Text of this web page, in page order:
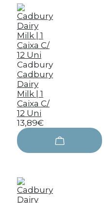
Cadbury
Cadbury
Dairy
Milk | 1
Caixa C/
12 Uni
13,89€